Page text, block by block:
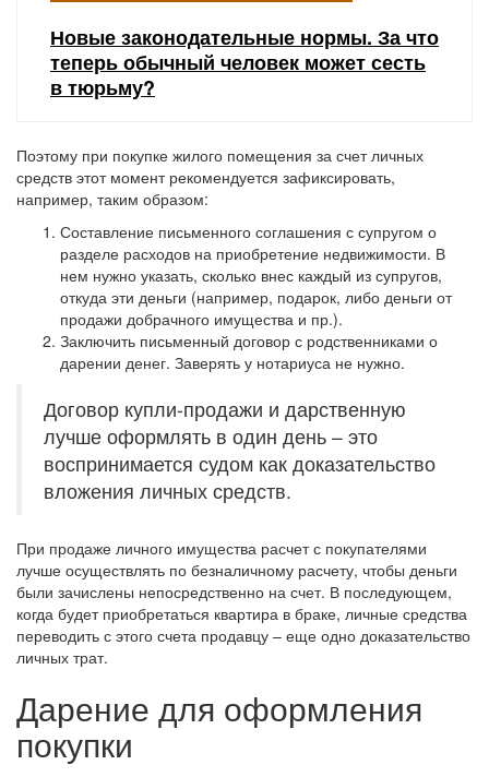
Новые законодательные нормы. За что
теперь обычный человек может сесть
в тюрьму?
Поэтому при покупке жилого помещения за счет личных
средств этот момент рекомендуется зафиксировать,
например, таким образом:
Составление письменного соглашения с супругом о
разделе расходов на приобретение недвижимости. В
нем нужно указать, сколько внес каждый из супругов,
откуда эти деньги (например, подарок, либо деньги от
продажи добрачного имущества и пр.).
Заключить письменный договор с родственниками о
дарении денег. Заверять у нотариуса не нужно.
Договор купли-продажи и дарственную
лучше оформлять в один день – это
воспринимается судом как доказательство
вложения личных средств.
При продаже личного имущества расчет с покупателями
лучше осуществлять по безналичному расчету, чтобы деньги
были зачислены непосредственно на счет. В последующем,
когда будет приобретаться квартира в браке, личные средства
переводить с этого счета продавцу – еще одно доказательство
личных трат.
Дарение для оформления
покупки